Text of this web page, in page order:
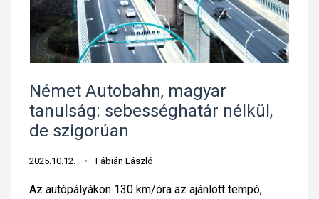
Német Autobahn, magyar
tanulság: sebességhatár nélkül,
de szigorúan
2025.10.12. Fábián László
Az autópályákon 130 km/óra az ajánlott tempó,